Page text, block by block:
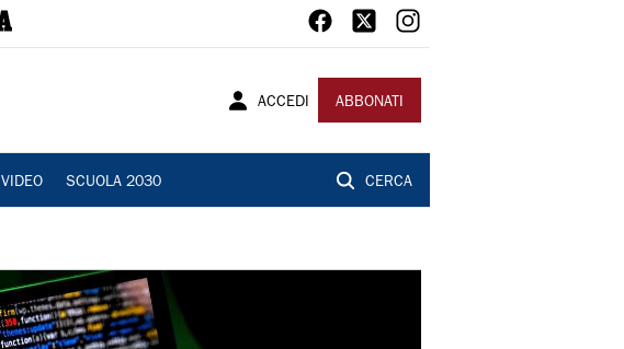
ACCEDI ABBONATI
VIDEO SCUOLA 2030 CERCA